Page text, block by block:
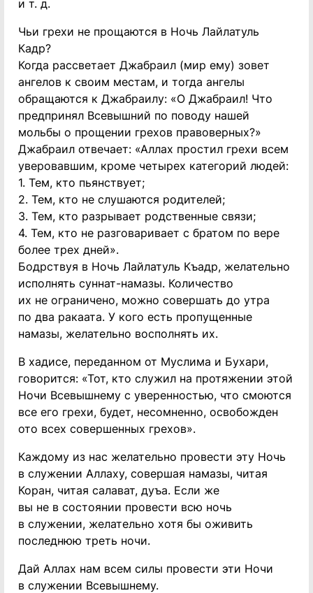
и т. д.
Чьи грехи не прощаются в Ночь Лайлатуль
Кадр?
Когда рассветает Джабраил (мир ему) зовет
ангелов к своим местам, и тогда ангелы
обращаются к Джабраилу: «О Джабраил! Что
предпринял Всевышний по поводу нашей
мольбы о прощении грехов правоверных?»
Джабраил отвечает: «Аллах простил грехи всем
уверовавшим, кроме четырех категорий людей:
1. Тем, кто пьянствует;
2. Тем, кто не слушаются родителей;
3. Тем, кто разрывает родственные связи;
4. Тем, кто не разговаривает с братом по вере
более трех дней».
Бодрствуя в Ночь Лайлатуль Къадр, желательно
исполнять суннат-намазы. Количество
их не ограничено, можно совершать до утра
по два ракаата. У кого есть пропущенные
намазы, желательно восполнять их.
В хадисе, переданном от Муслима и Бухари,
говорится: «Тот, кто служил на протяжении этой
Ночи Всевышнему с уверенностью, что смоются
все его грехи, будет, несомненно, освобожден
ото всех совершенных грехов».
Каждому из нас желательно провести эту Ночь
в служении Аллаху, совершая намазы, читая
Коран, читая салават, дуъа. Если же
вы не в состоянии провести всю ночь
в служении, желательно хотя бы оживить
последнюю треть ночи.
Дай Аллах нам всем силы провести эти Ночи
в служении Всевышнему.